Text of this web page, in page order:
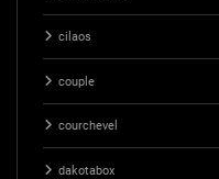
cilaos
couple
courchevel
dakotabox